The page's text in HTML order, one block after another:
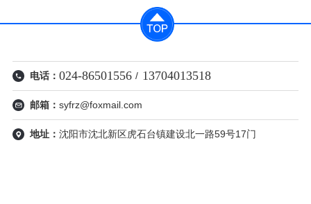
电话： 024-86501556 / 13704013518
邮箱： syfrz@foxmail.com
地址： 沈阳市沈北新区虎石台镇建设北一路59号17门